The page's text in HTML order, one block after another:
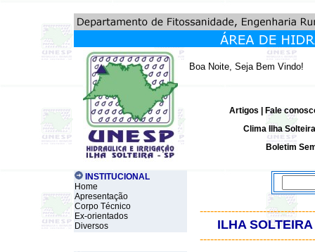
Boa Noite, Seja Bem Vindo!
Artigos
Fale
Clima Ilha Solteira
Boletim
INSTITUCIONAL
Home
Apresentação
Corpo Técnico
Ex-orientados
Diversos
ILHA